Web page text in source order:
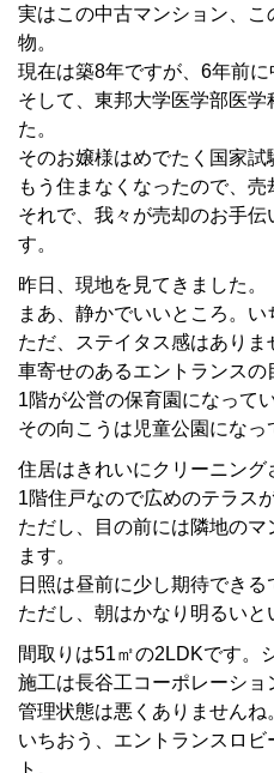
実はこの中古マンション、
物。
現在は築8年ですが、6年前に
そして、東邦大学医学部医
た。
そのお嬢様はめでたく国家試
もう住まなくなったので、売
それで、我々が売却のお手
す。
昨日、現地を見てきました。
まあ、静かでいいところ。い
ただ、ステイタス感はありま
車寄せのあるエントランスの
1階が公営の保育園になって
その向こうは児童公園になっ
住居はきれいにクリーニング
1階住戸なので広めのテラス
ただし、目の前には隣地の
ます。
日照は昼前に少し期待できる
ただし、朝はかなり明るいと
間取りは51㎡の2LDKです。
施工は長谷工コーポレーショ
管理状態は悪くありませんね
いちおう、エントランスロ